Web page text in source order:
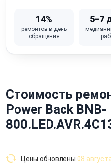
14%
ремонтов в день
обращения
5–7
Стоимость
Power Back BNB-
Цены обновлены 08 августа